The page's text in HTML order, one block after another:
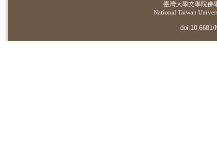
臺灣大學文學院佛
National Taiwan
doi:10.6681/